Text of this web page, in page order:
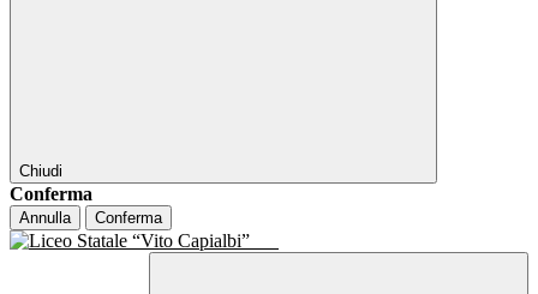
Chiudi
Conferma
Annulla Conferma